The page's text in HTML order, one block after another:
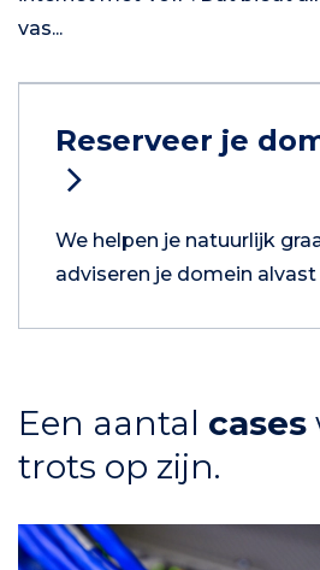
vas...
Reserveer je
We helpen je natuurlijk
adviseren je domein
Een aantal cases
trots op zijn.